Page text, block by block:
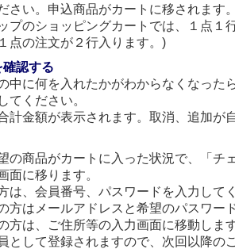
さい。申込商品がカートに移されます
プのショッピングカートでは、１点１
点の注文が２行入ります。)
確認する
中に何を入れたかがわからなくなった
てください。
計金額が表示されます。取消、追加が
の商品がカートに入った状況で、「チ
面に移ります。
は、会員番号、パスワードを入力して
方はメールアドレスと希望のパスワー
方は、ご住所等の入力画面に移動しま
として登録されますので、次回以降の